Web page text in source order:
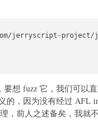
jerryscript-project/
要想 fuzz 它，我们可以
的，因为没有经过 AFL
，前人之述备矣，我就不